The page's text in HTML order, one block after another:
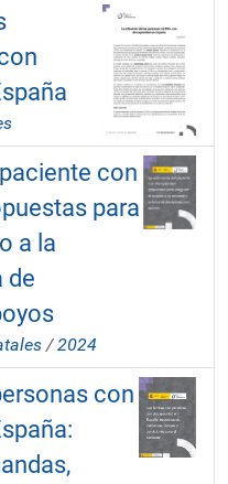
con
para
a la
de
/2024
con